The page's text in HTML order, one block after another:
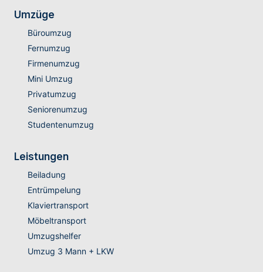
Umzüge
Büroumzug
Fernumzug
Firmenumzug
Mini Umzug
Privatumzug
Seniorenumzug
Studentenumzug
Leistungen
Beiladung
Entrümpelung
Klaviertransport
Möbeltransport
Umzugshelfer
Umzug 3 Mann + LKW